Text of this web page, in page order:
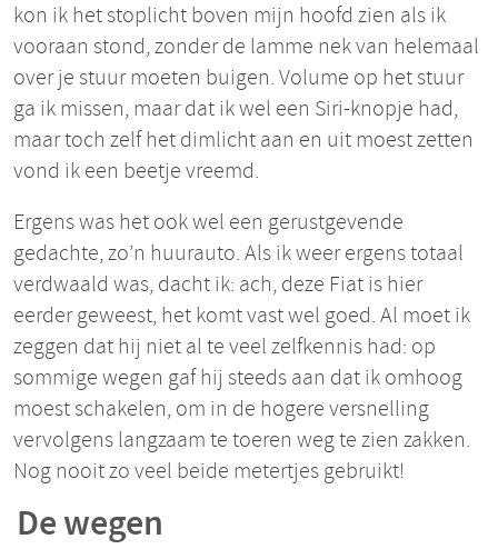
kon ik het stoplicht boven mijn hoofd zien als ik
vooraan stond, zonder de lamme nek van helemaal
over je stuur moeten buigen. Volume op het stuur
ga ik missen, maar dat ik wel een Siri-knopje had,
maar toch zelf het dimlicht aan en uit moest zetten
vond ik een beetje vreemd.
Ergens was het ook wel een gerustgevende
gedachte, zo’n huurauto. Als ik weer ergens totaal
verdwaald was, dacht ik: ach, deze Fiat is hier
eerder geweest, het komt vast wel goed. Al moet ik
zeggen dat hij niet al te veel zelfkennis had: op
sommige wegen gaf hij steeds aan dat ik omhoog
moest schakelen, om in de hogere versnelling
vervolgens langzaam te toeren weg te zien zakken.
Nog nooit zo veel beide metertjes gebruikt!
De wegen